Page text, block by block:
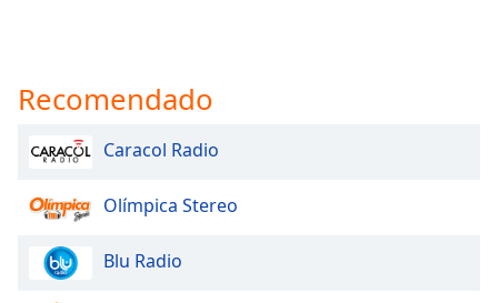
Recomendado
Caracol Radio
Olímpica Stereo
Blu Radio